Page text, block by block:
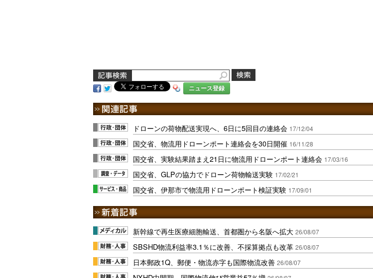
ニュース登録
ドローンの荷物配送実現へ、6日に5回目の連絡会 17/12/04
国交省、物流用ドローンポート連絡会を30日開催 16/11/28
国交省、実験結果踏まえ21日に物流用ドローンポート連絡会 17/03/16
国交省、GLPの協力でドローン荷物輸送実験 17/02/21
国交省、伊那市で物流用ドローンポート検証実験 17/09/01
新幹線で再生医療細胞輸送、首都圏から名阪へ拡大 26/08/07
SBSHD物流利益率3.1％に改善、不採算拠点も改革 26/08/07
日本郵政1Q、郵便・物流赤字も国際物流改善 26/08/07